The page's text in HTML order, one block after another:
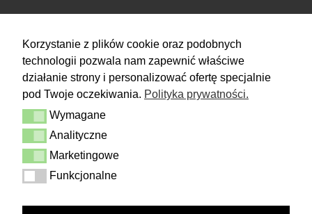
Korzystanie z plików cookie oraz podobnych
technologii pozwala nam zapewnić właściwe
działanie strony i personalizować ofertę specjalnie
pod Twoje oczekiwania. Polityka prywatności.
Wymagane
Wymagane
Analityczne
Analityczne
Marketingowe
Marketingowe
Funkcjonalne
Funkcjonalne
Masz 14 dni na podjęcie
decyzji i spokojne rozważenie zakupu.
Więcej
Dostawa i zwrot
Kontakt
Regulamin
Polityka prywatności